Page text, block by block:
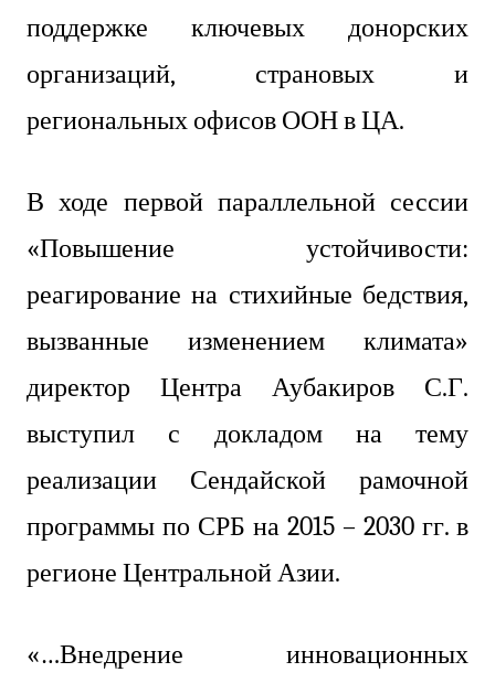
поддержке ключевых донорских
организаций, страновых и
региональных офисов ООН в ЦА.
В ходе первой параллельной сессии
«Повышение устойчивости:
реагирование на стихийные бедствия,
вызванные изменением климата»
директор Центра Аубакиров С.Г.
выступил с докладом на тему
реализации Сендайской рамочной
программы по СРБ на 2015 – 2030 гг. в
регионе Центральной Азии.
«…Внедрение инновационных